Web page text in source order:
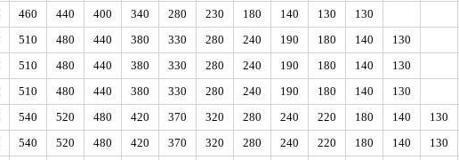
460 440 400 340 280 230 180 140 130
130
510 480 440 380 330 280 240 190 180 140
130
510 480 440 380 330 280 240 190 180 140
130
510 480 440 380 330 280 240 190 180 140
130
540 520 480 420 370 320 280 240 220 180 140
130
540 520 480 420 370 320 280 240 220 180 140
130